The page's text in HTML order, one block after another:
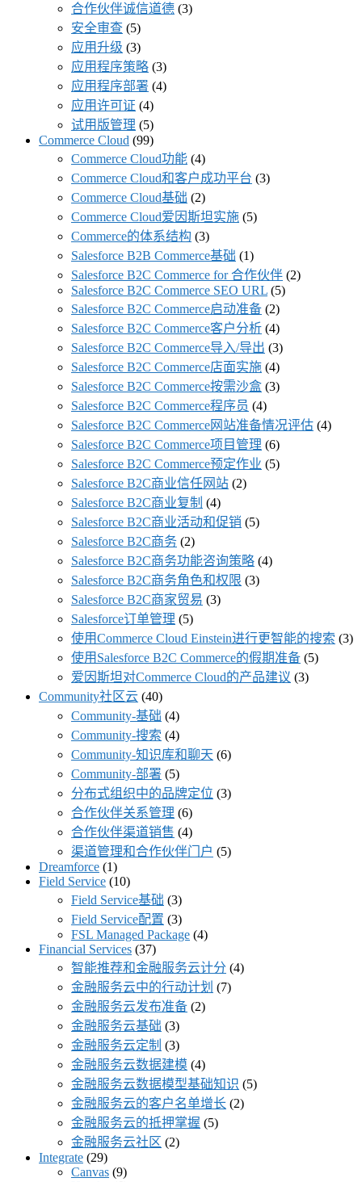
合作伙伴诚信道德 (3)
安全审查 (5)
应用升级 (3)
应用程序策略 (3)
应用程序部署 (4)
应用许可证 (4)
试用版管理 (5)
Commerce Cloud (99)
Commerce Cloud功能 (4)
Commerce Cloud和客户成功平台 (3)
Commerce Cloud基础 (2)
Commerce Cloud爱因斯坦实施 (5)
Commerce的体系结构 (3)
Salesforce B2B Commerce基础 (1)
Salesforce B2C Commerce for 合作伙伴 (2)
Salesforce B2C Commerce SEO URL (5)
Salesforce B2C Commerce启动准备 (2)
Salesforce B2C Commerce客户分析 (4)
Salesforce B2C Commerce导入/导出 (3)
Salesforce B2C Commerce店面实施 (4)
Salesforce B2C Commerce按需沙盒 (3)
Salesforce B2C Commerce程序员 (4)
Salesforce B2C Commerce网站准备情况评估 (4)
Salesforce B2C Commerce项目管理 (6)
Salesforce B2C Commerce预定作业 (5)
Salesforce B2C商业信任网站 (2)
Salesforce B2C商业复制 (4)
Salesforce B2C商业活动和促销 (5)
Salesforce B2C商务 (2)
Salesforce B2C商务功能咨询策略 (4)
Salesforce B2C商务角色和权限 (3)
Salesforce B2C商家贸易 (3)
Salesforce订单管理 (5)
使用Commerce Cloud Einstein进行更智能的搜索 (3)
使用Salesforce B2C Commerce的假期准备 (5)
爱因斯坦对Commerce Cloud的产品建议 (3)
Community社区云 (40)
Community-基础 (4)
Community-搜索 (4)
Community-知识库和聊天 (6)
Community-部署 (5)
分布式组织中的品牌定位 (3)
合作伙伴关系管理 (6)
合作伙伴渠道销售 (4)
渠道管理和合作伙伴门户 (5)
Dreamforce (1)
Field Service (10)
Field Service基础 (3)
Field Service配置 (3)
FSL Managed Package (4)
Financial Services (37)
智能推荐和金融服务云计分 (4)
金融服务云中的行动计划 (7)
金融服务云发布准备 (2)
金融服务云基础 (3)
金融服务云定制 (3)
金融服务云数据建模 (4)
金融服务云数据模型基础知识 (5)
金融服务云的客户名单增长 (2)
金融服务云的抵押掌握 (5)
金融服务云社区 (2)
Integrate (29)
Canvas (9)